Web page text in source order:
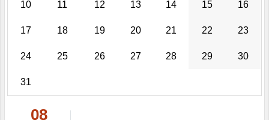
10 11 12 13 14 15 16
17 18 19 20 21 22 23
24 25 26 27 28 29 30
31
08